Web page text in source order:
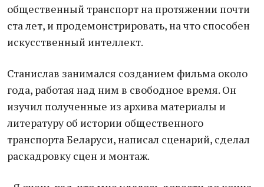
общественный транспорт на протяжении почти
ста лет, и продемонстрировать, на что способен
искусственный интеллект.
Станислав занимался созданием фильма около
года, работая над ним в свободное время. Он
изучил полученные из архива материалы и
литературу об истории общественного
транспорта Беларуси, написал сценарий, сделал
раскадровку сцен и монтаж.